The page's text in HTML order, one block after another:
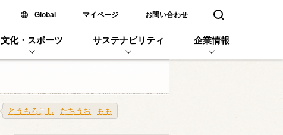
Global新しいウィンドウで開く
マイページ お問い合わせ 検索窓を開く
文化・スポーツ サステナビリティ 企業情報
とうもろこし たちうお もも